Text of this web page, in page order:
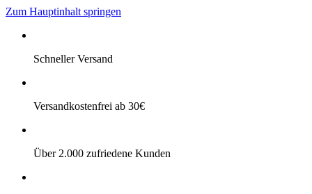
Zum Hauptinhalt springen
Schneller Versand
Versandkostenfrei ab 30€
Über 2.000 zufriedene Kunden